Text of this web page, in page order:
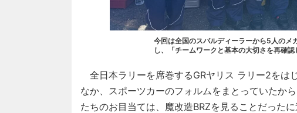
今回は全国のスバルディーラーから5人のメ
し、「チームワークと基本の大切さを再確
全日本ラリーを席巻するGRヤリス ラリー2をは
なか、スポーツカーのフォルムをまとっていたか
たちのお目当ては、魔改造BRZを見ることだった